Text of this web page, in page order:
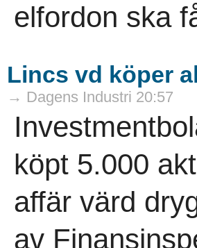
elfordon ska
Lincs vd köper
→ Dagens Industri 20:57
köpt 5.000
affär värd
av